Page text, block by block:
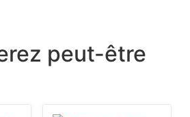
peut-être